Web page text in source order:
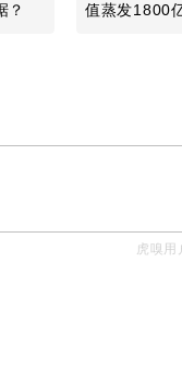
？
值蒸发1800
虎嗅用